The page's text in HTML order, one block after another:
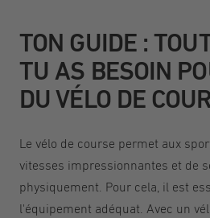
TON GUIDE :
TU AS BESOIN
DU VÉLO DE
Le vélo de course permet aux
vitesses impressionnantes et de
physiquement. Pour cela, il est
l'équipement adéquat. Avec un